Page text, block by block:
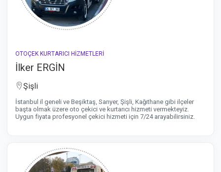
OTOÇEK KURTARICI HİZMETLERİ
İlker ERGİN
Şişli
İstanbul il geneli ve Beşiktaş, Sarıyer, Şişli, Kağıthane gibi ilçeler
başta olmak üzere oto çekici ve kurtarıcı hizmeti vermekteyiz.
Uygun fiyata profesyonel çekici hizmeti için 7/24 arayabilirsiniz.